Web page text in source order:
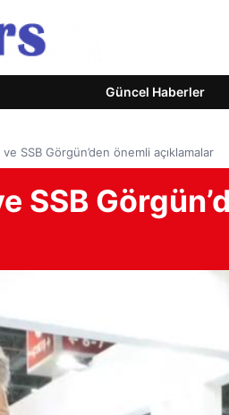
Güncel Haberler
SSB Görgün’den önemli açıklamalar
SSB